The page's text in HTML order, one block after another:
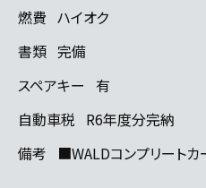
燃費 ハイオク
書類 完備
スペアキー
有
自動車税 R6年度分完納
備考
■WALDコンプリート